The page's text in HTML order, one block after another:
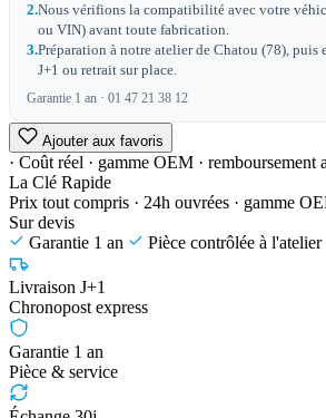
2.Nous vérifions la compatibilité avec votre
ou VIN) avant toute fabrication.
3.Préparation à notre atelier de Chatou (78),
J+1 ou retrait sur place.
Garantie 1 an · 01 47 21 38 12
Ajouter aux favoris
· Coût réel · gamme OEM · remboursement
La Clé Rapide
Prix tout compris · 24h ouvrées · gamme
Sur devis
Garantie 1 an
Pièce contrôlée à l'atelier
Livraison J+1
Chronopost express
Garantie 1 an
Pièce & service